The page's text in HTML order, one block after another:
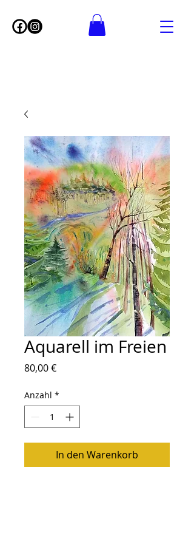
Aquarell im Freien
80,00 €Preis
Anzahl *
In den Warenkorb